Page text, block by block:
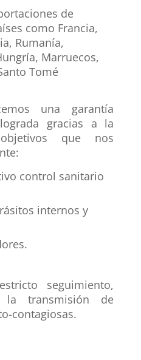
de
como Francia,
Rumanía,
Marruecos,
Tomé
una garantía
gracias a la
que nos
control sanitario
internos y
seguimiento,
transmisión de
contagiosas.